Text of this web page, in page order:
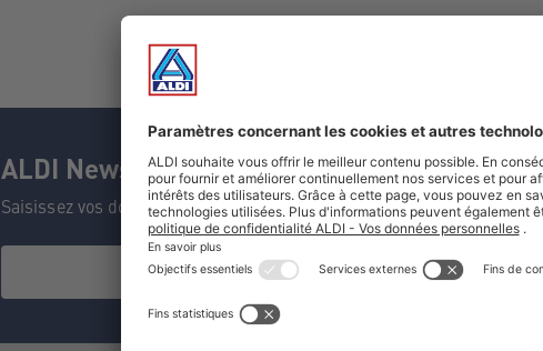
ALDI Newsletter
Saisissez vos données et ne manquez aucune de nos offres.